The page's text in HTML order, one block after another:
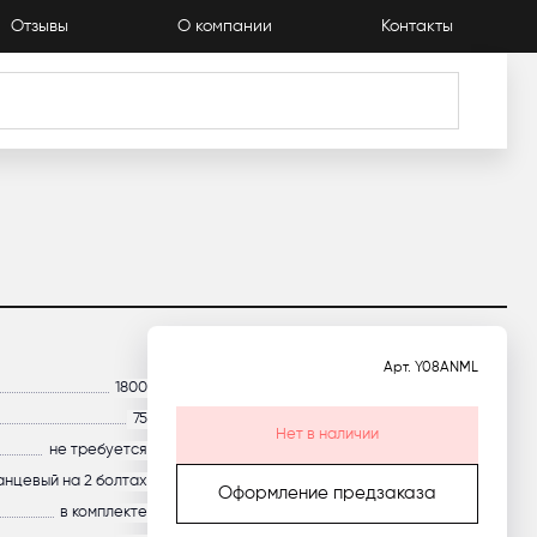
Отзывы О компании Контакты
1800
75
не требуется
на 2 болтах
в комплекте
Арт. Y08ANML
Нет в наличии
Оформление предзаказа